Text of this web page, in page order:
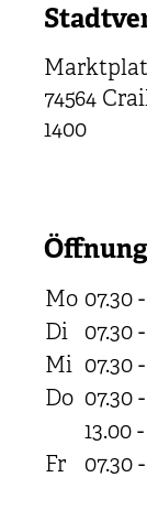
74564
1400
Mo 07.30
Di
07.30
Mi 07.30
Do 07.30
13.00 -
Fr
07.30